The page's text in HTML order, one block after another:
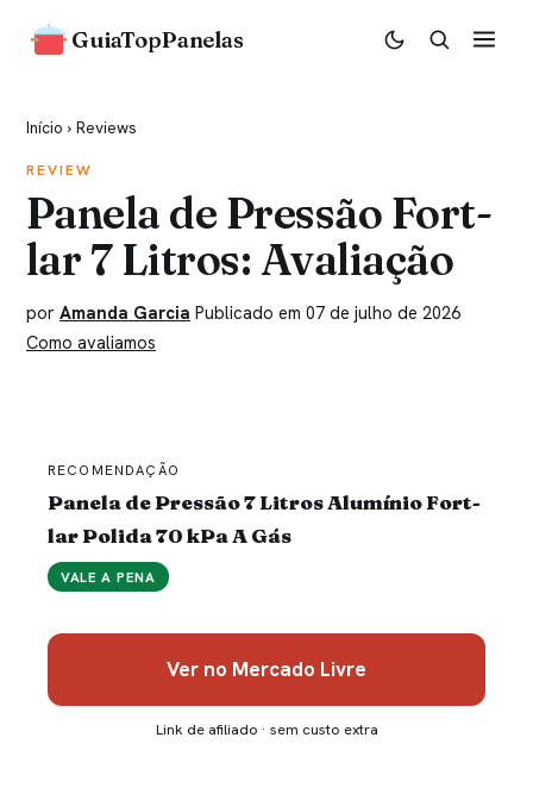
GuiaTopPanelas
Início › Reviews
REVIEW
Panela de Pressão Fort-
lar 7 Litros: Avaliação
por Amanda Garcia Publicado em 07 de julho de 2026
Como avaliamos
RECOMENDAÇÃO
Panela de Pressão 7 Litros Alumínio Fort-
lar Polida 70 kPa A Gás
VALE A PENA
Ver no Mercado Livre
Link de afiliado · sem custo extra